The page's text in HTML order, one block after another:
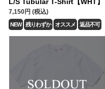
7,150円 (税込)
NEW 残りわずか オススメ 返品不可